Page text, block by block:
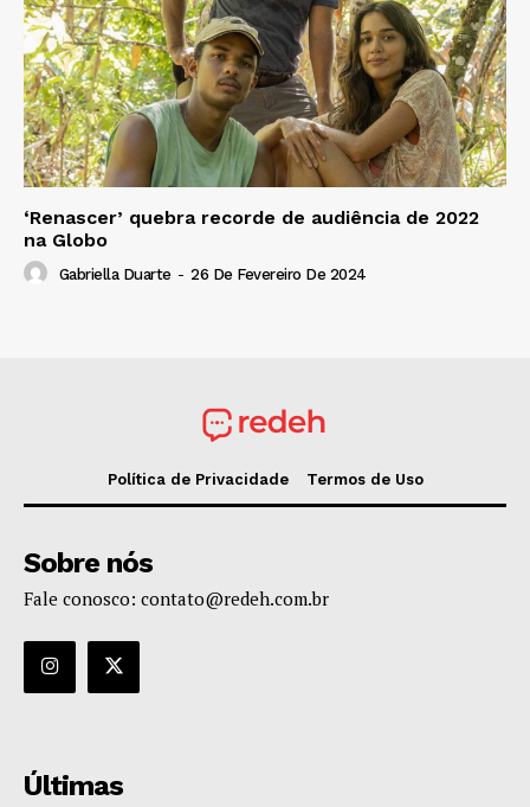
‘Renascer’ quebra recorde de audiência de 2022
na Globo
Gabriella Duarte - 26 De Fevereiro De 2024
Política de Privacidade Termos de Uso
Sobre nós
Fale conosco: contato@redeh.com.br
Últimas